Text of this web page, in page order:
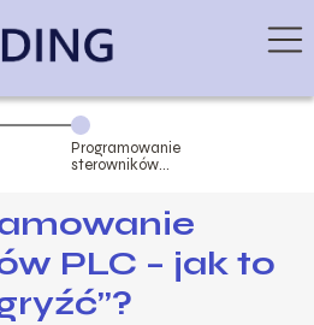
Programowanie
sterowników
PLC – jak to